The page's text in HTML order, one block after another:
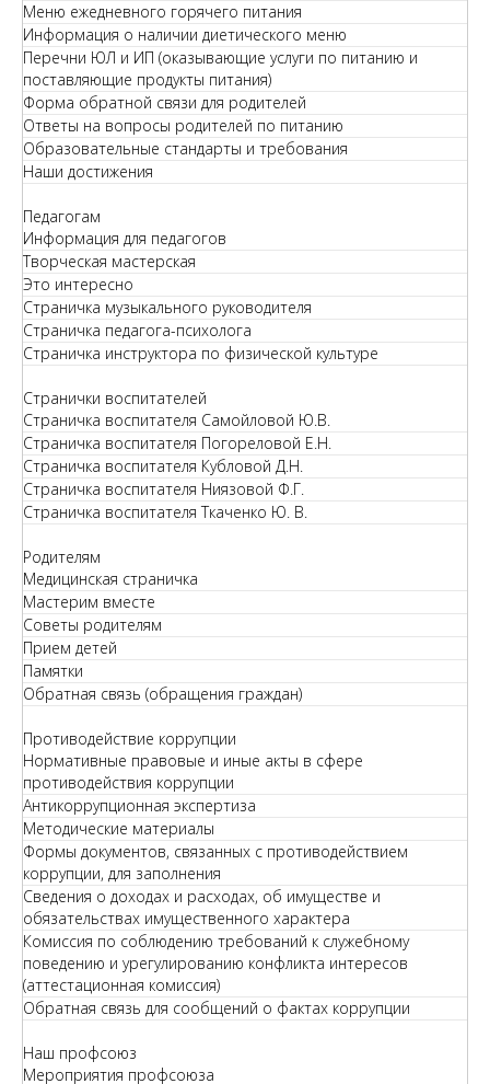
Меню ежедневного горячего питания
Информация о наличии диетического меню
Перечни ЮЛ и ИП (оказывающие услуги по питанию и
поставляющие продукты питания)
Форма обратной связи для родителей
Ответы на вопросы родителей по питанию
Образовательные стандарты и требования
Наши достижения
Педагогам
Информация для педагогов
Творческая мастерская
Это интересно
Страничка музыкального руководителя
Страничка педагога-психолога
Страничка инструктора по физической культуре
Странички воспитателей
Страничка воспитателя Самойловой Ю.В.
Страничка воспитателя Погореловой Е.Н.
Страничка воспитателя Кубловой Д.Н.
Страничка воспитателя Ниязовой Ф.Г.
Страничка воспитателя Ткаченко Ю. В.
Родителям
Медицинская страничка
Мастерим вместе
Советы родителям
Прием детей
Памятки
Обратная связь (обращения граждан)
Противодействие коррупции
Нормативные правовые и иные акты в сфере
противодействия коррупции
Антикоррупционная экспертиза
Методические материалы
Формы документов, связанных с противодействием
коррупции, для заполнения
Сведения о доходах и расходах, об имуществе и
обязательствах имущественного характера
Комиссия по соблюдению требований к служебному
поведению и урегулированию конфликта интересов
(аттестационная комиссия)
Обратная связь для сообщений о фактах коррупции
Наш профсоюз
Мероприятия профсоюза